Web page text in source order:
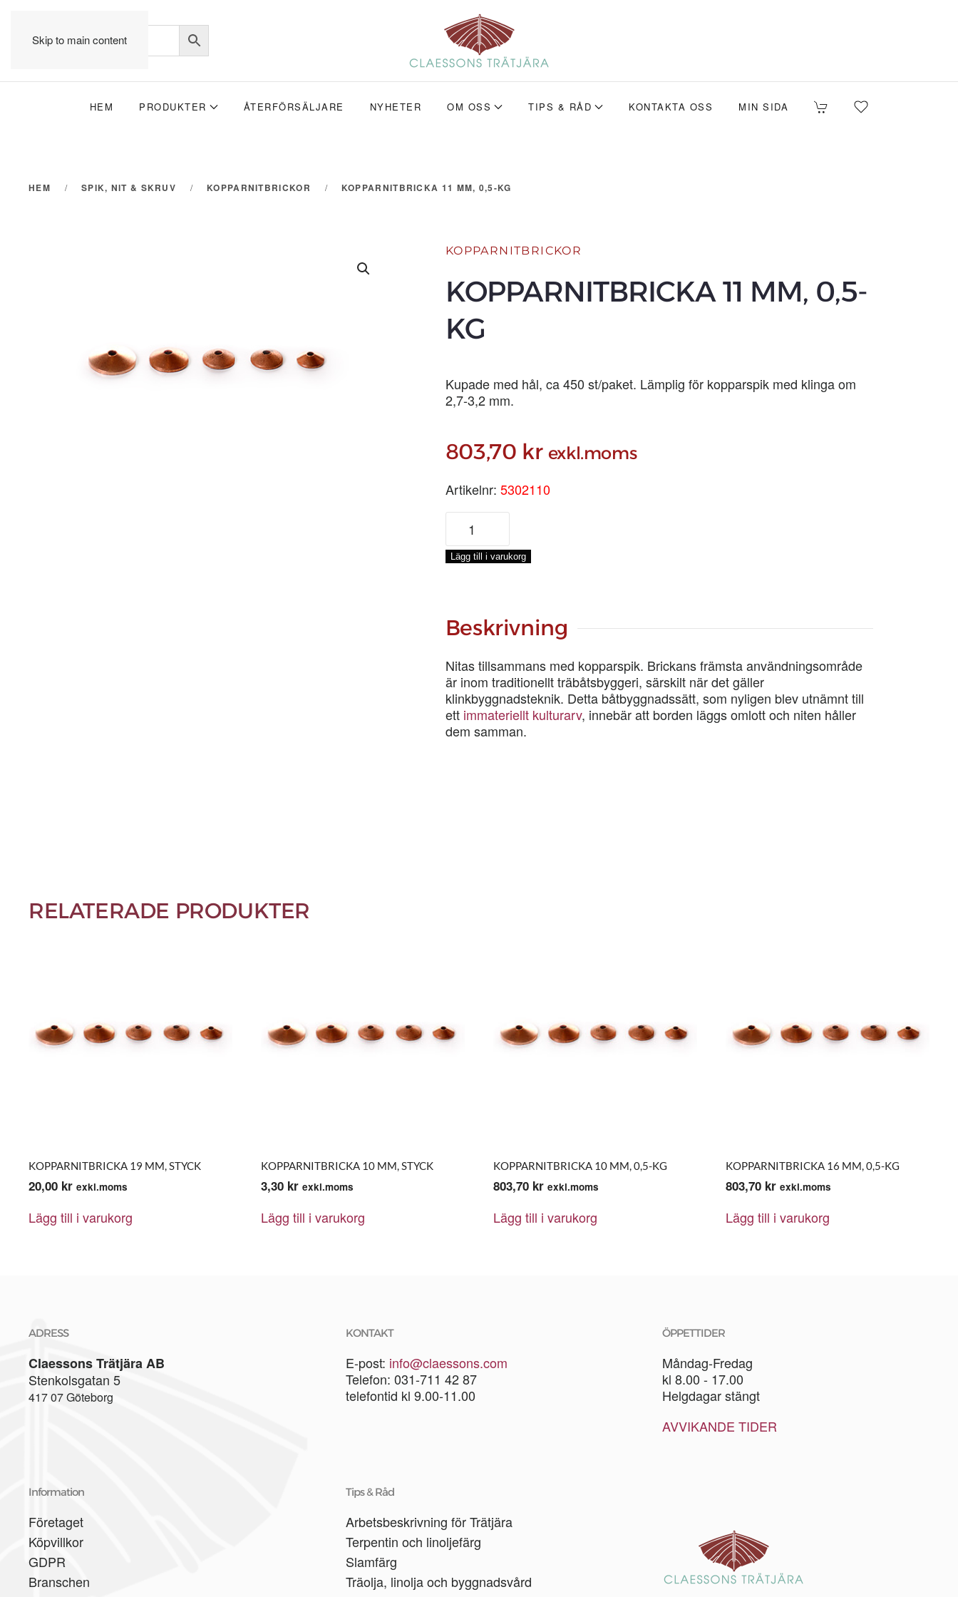
Skip to main content
HEM PRODUKTER ÅTERFÖRSÄLJARE NYHETER OM OSS TIPS & RÅD KONTAKTA OSS MIN SIDA
HEM SPIK, NIT & SKRUV KOPPARNITBRICKOR KOPPARNITBRICKA 11 MM, 0,5-KG
KOPPARNITBRICKOR
KOPPARNITBRICKA 11 MM, 0,5-
KG
Kupade med hål, ca 450 st/paket. Lämplig för kopparspik med klinga om
2,7-3,2 mm.
803,70 kr exkl.moms
Artikelnr: 5302110
KOPPARNITBRICKA
MM,
0,5-
Lägg till i varukorg
Beskrivning
Nitas tillsammans med kopparspik. Brickans främsta användningsområde
är inom traditionellt träbåtsbyggeri, särskilt när det gäller
klinkbyggnadsteknik. Detta båtbyggnadssätt, som nyligen blev utnämnt till
ett immateriellt kulturarv, innebär att borden läggs omlott och niten håller
dem samman.
RELATERADE PRODUKTER
KOPPARNITBRICKA 19 MM, STYCK
20,00 kr exkl.moms
Lägg till i varukorg
KOPPARNITBRICKA 10 MM, STYCK
3,30 kr exkl.moms
Lägg till i varukorg
KOPPARNITBRICKA 10 MM, 0,5-KG
803,70 kr exkl.moms
Lägg till i varukorg
KOPPARNITBRICKA 16 MM, 0,5-KG
803,70 kr exkl.moms
Lägg till i varukorg
ADRESS
Claessons Trätjära AB
Stenkolsgatan 5
417 07 Göteborg
KONTAKT
E-post: info@claessons.com
Telefon: 031-711 42 87
telefontid kl 9.00-11.00
ÖPPETTIDER
Måndag-Fredag
kl 8.00 - 17.00
Helgdagar stängt
AVVIKANDE TIDER
Information
Företaget
Köpvillkor
GDPR
Branschen
Tips & Råd
Arbetsbeskrivning för Trätjära
Terpentin och linoljefärg
Slamfärg
Träolja, linolja och byggnadsvård